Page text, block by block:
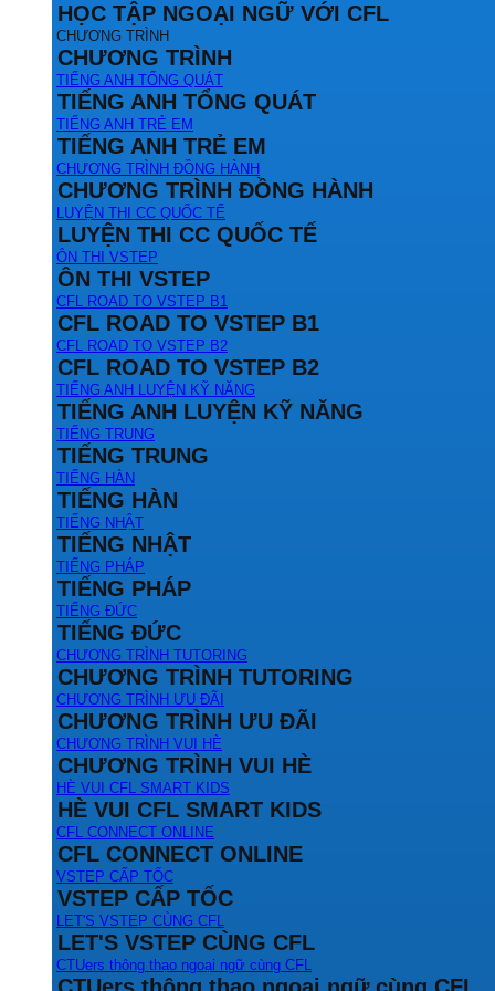
HỌC TẬP NGOẠI NGỮ VỚI CFL
CHƯƠNG TRÌNH
CHƯƠNG TRÌNH
TIẾNG ANH TỔNG QUÁT
TIẾNG ANH TỔNG QUÁT
TIẾNG ANH TRẺ EM
TIẾNG ANH TRẺ EM
CHƯƠNG TRÌNH ĐỒNG HÀNH
CHƯƠNG TRÌNH ĐỒNG HÀNH
LUYỆN THI CC QUỐC TẾ
LUYỆN THI CC QUỐC TẾ
ÔN THI VSTEP
ÔN THI VSTEP
CFL ROAD TO VSTEP B1
CFL ROAD TO VSTEP B1
CFL ROAD TO VSTEP B2
CFL ROAD TO VSTEP B2
TIẾNG ANH LUYỆN KỸ NĂNG
TIẾNG ANH LUYỆN KỸ NĂNG
TIẾNG TRUNG
TIẾNG TRUNG
TIẾNG HÀN
TIẾNG HÀN
TIẾNG NHẬT
TIẾNG NHẬT
TIẾNG PHÁP
TIẾNG PHÁP
TIẾNG ĐỨC
TIẾNG ĐỨC
CHƯƠNG TRÌNH TUTORING
CHƯƠNG TRÌNH TUTORING
CHƯƠNG TRÌNH ƯU ĐÃI
CHƯƠNG TRÌNH ƯU ĐÃI
CHƯƠNG TRÌNH VUI HÈ
CHƯƠNG TRÌNH VUI HÈ
HÈ VUI CFL SMART KIDS
HÈ VUI CFL SMART KIDS
CFL CONNECT ONLINE
CFL CONNECT ONLINE
VSTEP CẤP TỐC
VSTEP CẤP TỐC
LET'S VSTEP CÙNG CFL
LET'S VSTEP CÙNG CFL
CTUers thông thạo ngoại ngữ cùng CFL